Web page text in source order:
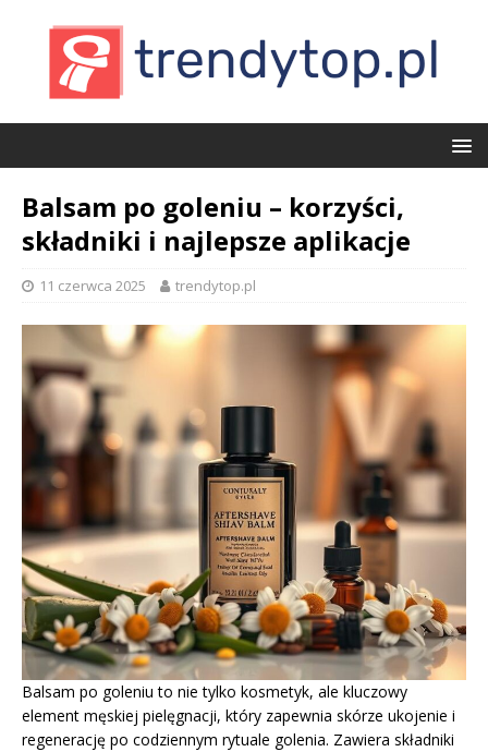
Balsam po goleniu – korzyści,
składniki i najlepsze aplikacje
11 czerwca 2025 trendytop.pl
Balsam po goleniu to nie tylko kosmetyk, ale kluczowy
element męskiej pielęgnacji, który zapewnia skórze ukojenie i
regenerację po codziennym rytuale golenia. Zawiera składniki